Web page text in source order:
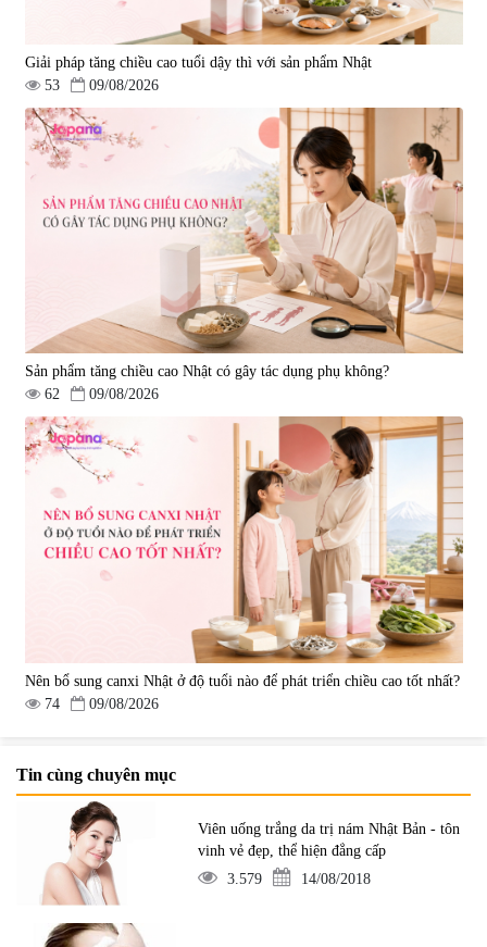
Giải pháp tăng chiều cao tuổi dậy thì với sản phẩm Nhật
53
09/08/2026
Sản phẩm tăng chiều cao Nhật có gây tác dụng phụ không?
62
09/08/2026
Nên bổ sung canxi Nhật ở độ tuổi nào để phát triển chiều cao tốt nhất?
74
09/08/2026
Tin cùng chuyên mục
Viên uống trắng da trị nám Nhật Bản - tôn
vinh vẻ đẹp, thể hiện đẳng cấp
3.579
14/08/2018